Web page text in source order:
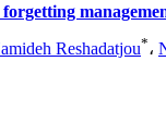
Reshadatjou*،